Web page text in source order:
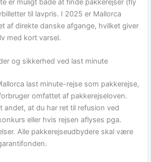
er muligt både at finde pakkerejser (fly
til lavpris. I 2025 er Mallorca
af direkte danske afgange, hvilket giver
med kort varsel.
og sikkerhed ved last minute
last minute-rejse som pakkerejse,
omfattet af pakkerejseloven.
andet, at du har ret til refusion ved
eller hvis rejsen aflyses pga.
Alle pakkerejseudbydere skal være